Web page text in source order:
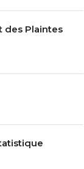
des Plaintes